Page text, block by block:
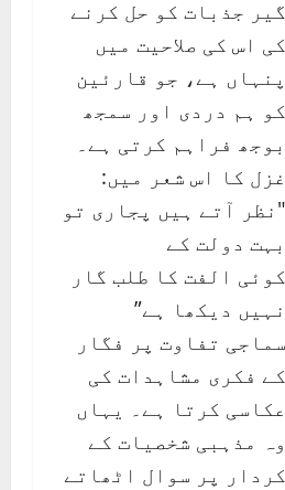
گیر جذبات کو حل کرنے
کی اس کی صلاحیت میں
پنہاں ہے، جو قارئین
کو ہم دردی اور سمجھ
بوجھ فراہم کرتی ہے۔
غزل کا اس شعر میں:
"نظر آتے ہیں پجاری تو
بہت دولت کے
کوئی الفت کا طلب گار
نہیں دیکھا ہے”
سماجی تفاوت پر فگار
کے فکری مشاہدات کی
عکاسی کرتا ہے۔ یہاں
وہ مذہبی شخصیات کے
کردار پر سوال اٹھاتے